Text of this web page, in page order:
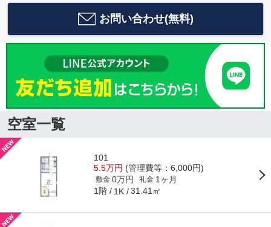
お問い合わせ(無料)
空室一覧
101
5.5万円 (管理費等：6,000円)
敷金 0万円 礼金 1ヶ月
1階 1K 31.41㎡